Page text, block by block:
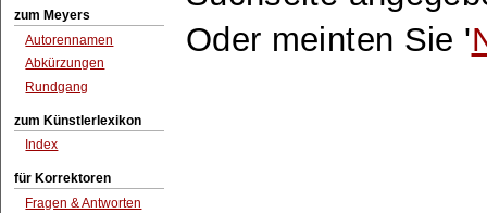
zum Meyers
Autorennamen
Abkürzungen
Rundgang
zum Künstlerlexikon
Index
für Korrektoren
Fragen & Antworten
Oder meinten Sie '